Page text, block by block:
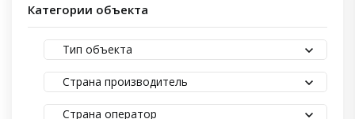
Категории объекта
Тип объекта
Страна производитель
Страна оператор